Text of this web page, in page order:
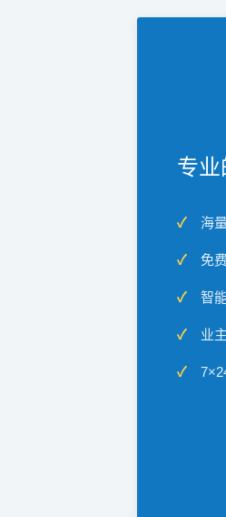
专
海
免
智
业